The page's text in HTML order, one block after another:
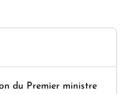
du Premier ministre